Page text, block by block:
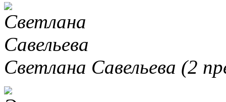
Светлана Савельева (2